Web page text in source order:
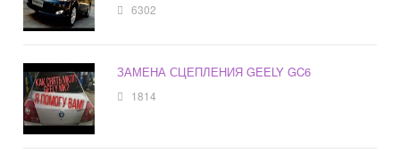
6302
ЗАМЕНА СЦЕПЛЕНИЯ GEELY GC6
1814